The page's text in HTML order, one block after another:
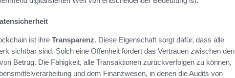
ist ihre Transparenz. Diese Eigenschaft sorgt dafür, dass alle
sichtbar sind. Solch eine Offenheit fördert das Vertrauen zwischen den
Betrug. Die Fähigkeit, alle Transaktionen zurückverfolgen zu können,
und dem Finanzwesen, in denen die Audits von